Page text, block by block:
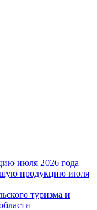
продукцию июля